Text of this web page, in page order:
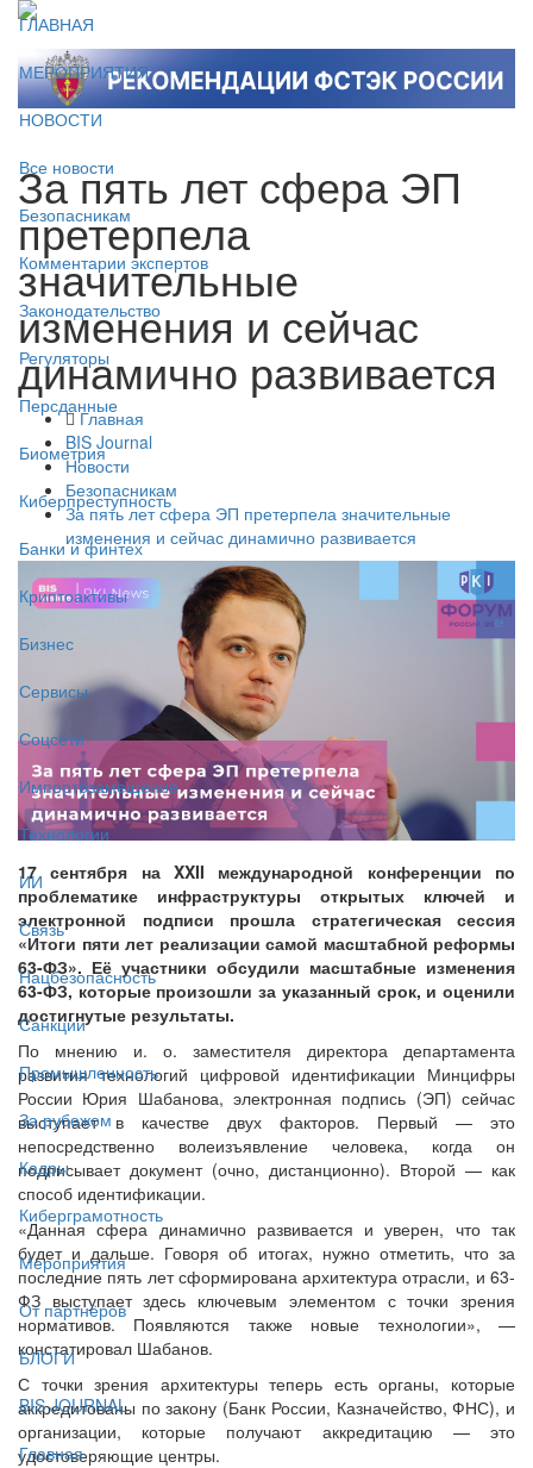
ГЛАВНАЯ
МЕРОПРИЯТИЯ
НОВОСТИ
Все новости
Безопасникам
Комментарии экспертов
Законодательство
Регуляторы
Персданные
Биометрия
Киберпреступность
Банки и финтех
Криптоактивы
Бизнес
Сервисы
Соцсети
Импортозамещение
Технологии
ИИ
Связь
Нацбезопасность
Санкции
Промышленность
За рубежом
Кадры
Киберграмотность
Мероприятия
От партнёров
БЛОГИ
BIS JOURNAL
Главная
За пять лет сфера ЭП
претерпела
значительные
изменения и сейчас
динамично развивается
Главная
BIS Journal
Новости
Безопасникам
За пять лет сфера ЭП претерпела значительные
изменения и сейчас динамично развивается
17 сентября на XXII международной конференции по
проблематике инфраструктуры открытых ключей и
электронной подписи прошла стратегическая сессия
«Итоги пяти лет реализации самой масштабной реформы
63-ФЗ». Её участники обсудили масштабные изменения
63-ФЗ, которые произошли за указанный срок, и оценили
достигнутые результаты.
По мнению и. о. заместителя директора департамента
развития технологий цифровой идентификации Минцифры
России Юрия Шабанова, электронная подпись (ЭП) сейчас
выступает в качестве двух факторов. Первый — это
непосредственно волеизъявление человека, когда он
подписывает документ (очно, дистанционно). Второй — как
способ идентификации.
«Данная сфера динамично развивается и уверен, что так
будет и дальше. Говоря об итогах, нужно отметить, что за
последние пять лет сформирована архитектура отрасли, и 63-
ФЗ выступает здесь ключевым элементом с точки зрения
нормативов. Появляются также новые технологии», —
констатировал Шабанов.
С точки зрения архитектуры теперь есть органы, которые
аккредитованы по закону (Банк России, Казначейство, ФНС), и
организации, которые получают аккредитацию — это
удостоверяющие центры.